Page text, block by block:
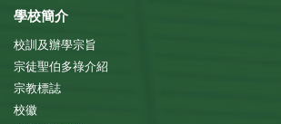
學校簡介
校訓及辦學宗旨
宗徒聖伯多祿介紹
宗教標誌
校徽